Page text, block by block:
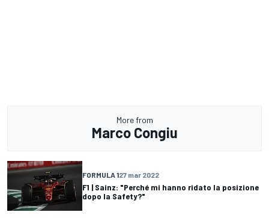
More from
Marco Congiu
FORMULA 127 mar 2022
F1 | Sainz: "Perché mi hanno ridato la posizione
dopo la Safety?"